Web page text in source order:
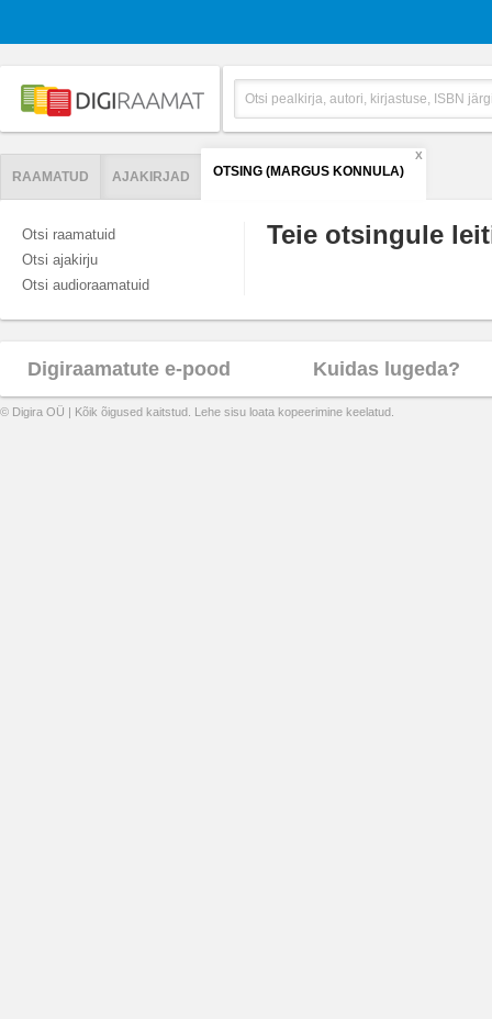
RAAMATUD AJAKIRJAD OTSING (MARGUS KONNULA)
X
Otsi raamatuid
Otsi ajakirju
Otsi audioraamatuid
Teie otsingule
Digiraamatute e-pood Kuidas lugeda?
© Digira OÜ | Kõik õigused kaitstud. Lehe sisu loata kopeerimine keelatud.